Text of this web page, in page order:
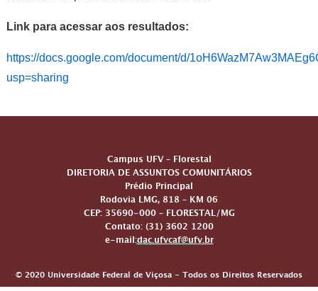
Link para acessar aos resultados:
https://docs.google.com/document/d/
usp=sharing
Campus UFV – Florestal
DIRETORIA DE ASSUNTOS COMUNITÁRIOS
Prédio Principal
Rodovia LMG, 818 – KM 06
CEP: 35690-000 – FLORESTAL/MG
Contato: (31) 3602 1200
e-mail:dac.ufvcaf@ufv.br
© 2020 Universidade Federal de Viçosa - Todos os Direitos Reservados